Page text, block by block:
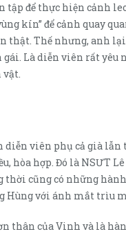
để thực hiện cảnh
kín” để cảnh quay
thật. Thế nhưng, anh
Là diễn viên rất
vật.
diễn viên phụ cả già lẫn
hòa hợp. Đó là NSƯT
thời cũng có những
với ánh mắt trìu
thân của Vinh và là